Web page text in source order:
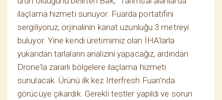
ilaçlama hizmeti sunuyor. Fuarda portatifini
sergiliyoruz, orjinalinin kanat uzunluğu 3 metreyi
buluyor. Yine kendi üretimimiz olan İHA’larla
yukarıdan tarlaların analizini yapacağız, ardından
Drone’la zararlı bölgelere ilaçlama hizmeti
sunulacak. Ürünü ilk kez Irterfresh Fuarı’nda
görücüye çıkardık. Gerekli testler yapıldı ve sorun